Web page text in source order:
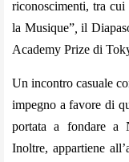
riconoscimenti, tra
la Musique”,il
Academy Prize di
Un incontro casuale
impegno a favore di
portata a fondare a
Inoltre, appartiene